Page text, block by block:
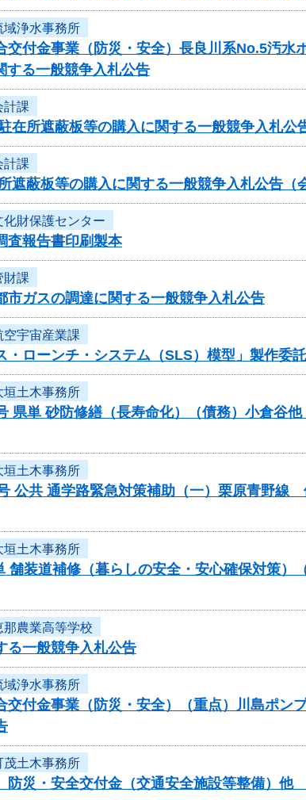
域浄水事務所
付金事業（防災・安全）長良川系No.5汚水
する一般競争入札公告
計課
在所遮蔽板等の購入に関する一般競争入札公
計課
遮蔽板等の購入に関する一般競争入札公告（
化財保護センター
査報告書印刷製本
財課
市ガスの調達に関する一般競争入札公告
空宇宙産業課
・ローンチ・システム（SLS）模型」製作委
垣土木事務所
県単 砂防修繕（長寿命化）（債務）小倉谷
垣土木事務所
公共 通学路緊急対策補助（一）栗原青野
垣土木事務所
舗装道補修（暮らしの安全・安心確保対策
那農業高等学校
る一般競争入札公告
域浄水事務所
付金事業（防災・安全）（重点）川島ポン
茂土木事務所
防災・安全交付金（交通安全施設等整備）